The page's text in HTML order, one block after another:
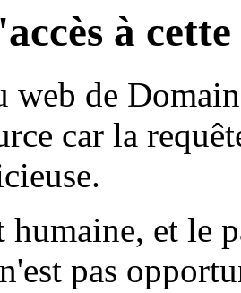
à
web de
car la
humaine, et le
pas